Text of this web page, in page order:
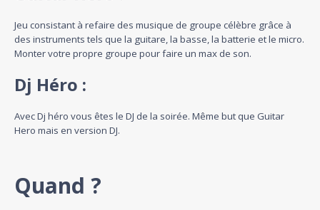
Jeu consistant à refaire des musique de groupe célèbre grâce à
des instruments tels que la guitare, la basse, la batterie et le micro.
Monter votre propre groupe pour faire un max de son.
Dj Héro :
Avec Dj héro vous êtes le DJ de la soirée. Même but que Guitar
Hero mais en version DJ.
Quand ?